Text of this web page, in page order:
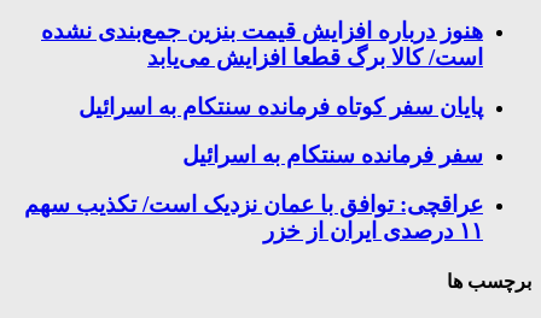
هنوز درباره افزایش قیمت بنزین جمع‌بندی نشده
است/ کالا برگ قطعا افزایش می‌یابد
پایان سفر کوتاه فرمانده سنتکام به اسرائیل
سفر فرمانده سنتکام به اسرائیل
عراقچی: توافق با عمان نزدیک است/ تکذیب سهم
۱۱ درصدی ایران از خزر
برچسب ها